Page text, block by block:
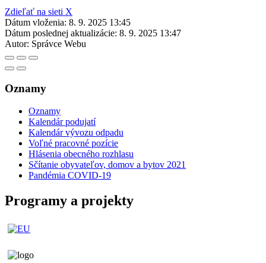
Zdieľať na sieti X
Dátum vloženia: 8. 9. 2025 13:45
Dátum poslednej aktualizácie: 8. 9. 2025 13:47
Autor: Správce Webu
Oznamy
Oznamy
Kalendár podujatí
Kalendár vývozu odpadu
Voľné pracovné pozície
Hlásenia obecného rozhlasu
Sčítanie obyvateľov, domov a bytov 2021
Pandémia COVID-19
Programy a projekty